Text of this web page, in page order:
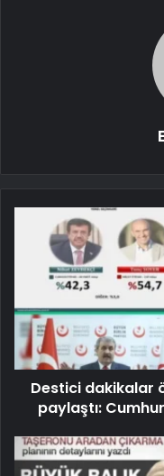
Destici dakikalar
paylaştı: